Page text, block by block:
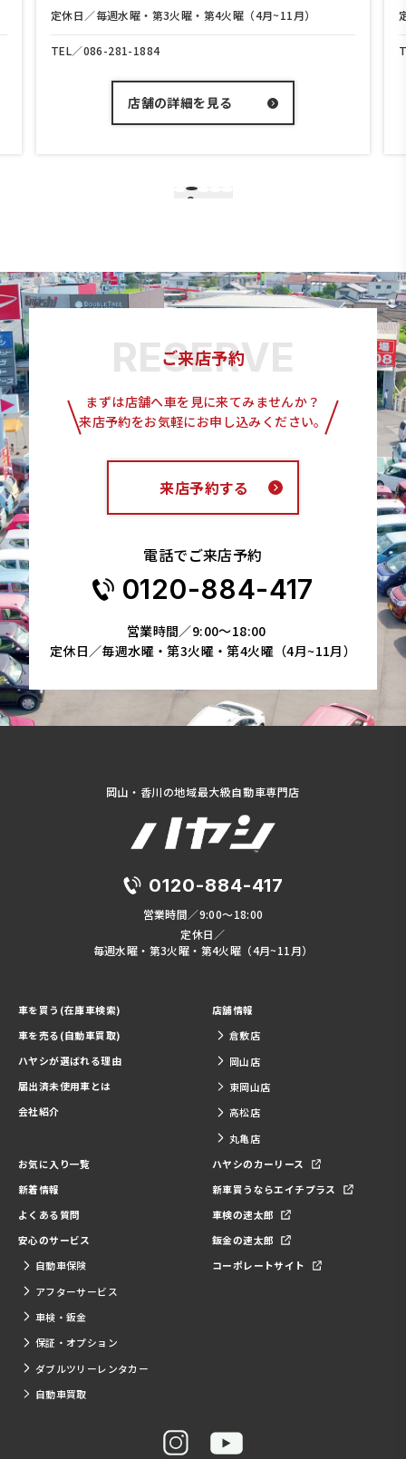
定休日／毎週水曜・第3火曜・第4火曜（4月~11月）
TEL／086-281-1884
店舗の詳細を見る
2
ご来店予約
まずは店舗へ車を見に来てみませんか？
来店予約をお気軽にお申し込みください。
来店予約する
電話でご来店予約
0120-884-417
営業時間／9:00～18:00
定休日／毎週水曜・第3火曜・第4火曜（4月~11月）
岡山・香川の地域最大級自動車専門店
0120-884-417
営業時間／9:00～18:00
定休日／
毎週水曜・第3火曜・第4火曜（4月~11月）
車を買う(在庫車検索)
車を売る(自動車買取)
ハヤシが選ばれる理由
届出済未使用車とは
会社紹介
店舗情報
倉敷店
岡山店
東岡山店
高松店
丸亀店
お気に入り一覧
新着情報
よくある質問
安心のサービス
自動車保険
アフターサービス
車検・鈑金
保証・オプション
ダブルツリーレンタカー
自動車買取
ハヤシのカーリース
新車買うならエイチプラス
車検の速太郎
鈑金の速太郎
コーポレートサイト